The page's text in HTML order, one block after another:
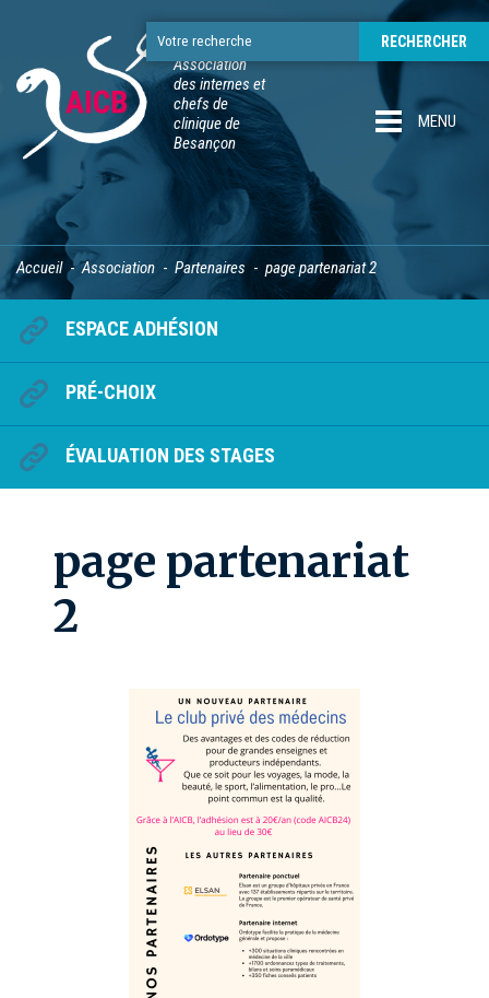
Association
des internes et
chefs de
clinique de
Besançon
MENU
Accueil Association Partenaires page partenariat 2
ESPACE ADHÉSION
PRÉ-CHOIX
ÉVALUATION DES STAGES
page partenariat
2